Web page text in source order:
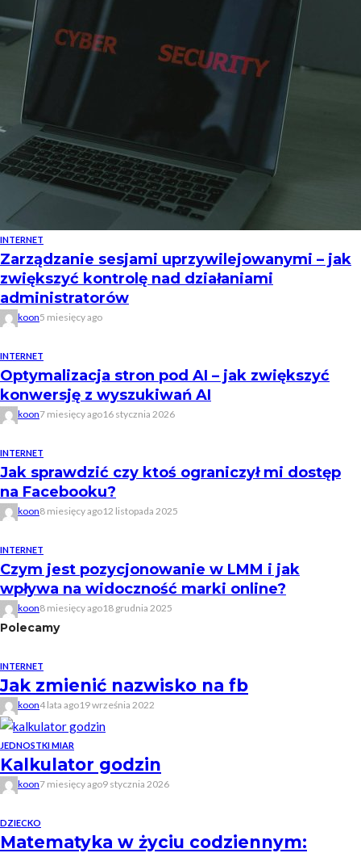
INTERNET
Zarządzanie sesjami uprzywilejowanymi – jak
zwiększyć kontrolę nad działaniami
administratorów
koon5 miesięcy ago
INTERNET
Optymalizacja stron pod AI – jak zwiększyć
konwersję z wyszukiwań AI
koon7 miesięcy ago16 stycznia 2026
INTERNET
Jak sprawdzić czy ktoś ograniczył mi dostęp
na Facebooku?
koon8 miesięcy ago12 listopada 2025
INTERNET
Czym jest pozycjonowanie w LMM i jak
wpływa na widoczność marki online?
koon8 miesięcy ago18 grudnia 2025
Polecamy
INTERNET
Jak zmienić nazwisko na fb
koon4 lata ago19 września 2022
JEDNOSTKI MIAR
Kalkulator godzin
koon7 miesięcy ago9 stycznia 2026
DZIECKO
Matematyka w życiu codziennym: